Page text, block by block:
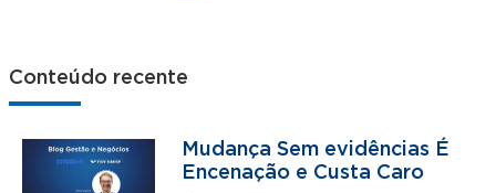
Conteúdo recente
Mudança Sem evidências É
Encenação e Custa Caro